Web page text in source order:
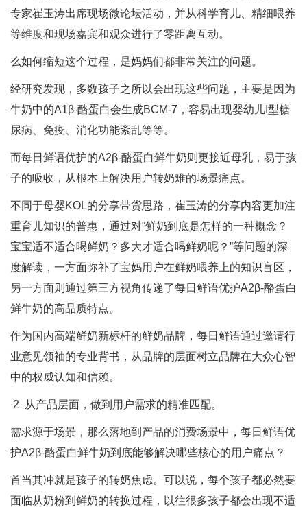
专家崔玉涛出席现场微论坛活动，并从科学育儿、精细喂养
等维度和现场嘉宾和观众进行了零距离互动。
么如何缩短这个过程，是妈妈们都非常关注的问题。
经研究发现，多数孩子之所以会出现这些问题，主要是因为
牛奶中的A1β-酪蛋白会生成BCM-7，容易出现婴幼儿I型糖
尿病、免疫、消化功能紊乱等等。
而每日鲜语优护的A2β-酪蛋白鲜牛奶则更接近母乳，易于孩
子的吸收，从根本上解决用户转奶难的场景痛点。
不同于母婴KOL的分享带货思路，崔玉涛的分享内容更加注
重育儿知识的普惠，通过对“鲜奶到底是怎样的一种概念？
宝宝适不适合喝鲜奶？多大才适合喝鲜奶呢？”等问题的深
度解读，一方面弥补了宝妈用户在鲜奶喂养上的知识盲区，
另一方面则通过第三方视角传递了每日鲜语优护A2β-酪蛋白
鲜牛奶的高品质特点。
作为国内高端鲜奶新标杆的鲜奶品牌，每日鲜语通过邀请行
业意见领袖的专业背书，从品牌的层面树立品牌在大众心智
中的权威认知和信赖。
2 从产品层面，做到用户需求的精准匹配。
需求源于场景，那么落地到产品的消费场景中，每日鲜语优
护A2β-酪蛋白鲜牛奶到底能够解决哪些核心的用户痛点？
首当其冲就是孩子的转奶焦虑。可以说，每个孩子都必然要
面临从奶粉到鲜奶的转换过程，以往很多孩子都会出现不适